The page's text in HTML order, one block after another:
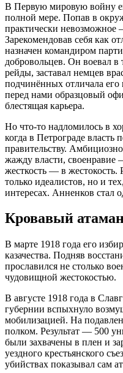
В Первую мировую войну
полной мере. Попав в
практически невозможное
Зарекомендовав себя как
назначен командиром
добровольцев. Он воевал в
рейды, заставал немцев
подчинённых отличала его
перед нами образцовый
блестящая карьера.
Но что-то надломилось в
когда в Петрограде
правительству.
жажду власти, своенравие
жесткость — в жестокость.
только идеалистов, но и
интересах. Анненков стал
Кровавый
В марте 1918 года его
казачества. Подняв
прославился не столько
чудовищной жестокостью.
В августе 1918 года в
губернии вспыхнуло
мобилизацией. На
полком. Результат — 500
были захвачены в плен и
уездного крестьянского
убийствах показывал сам